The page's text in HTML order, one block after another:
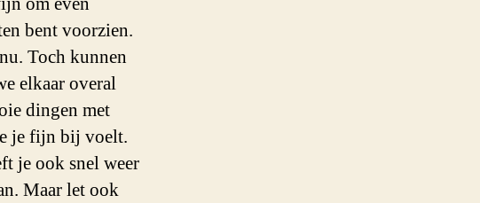
bent voorzien.
Toch kunnen
elkaar overal
dingen met
je fijn bij voelt.
je ook snel weer
Maar let ook